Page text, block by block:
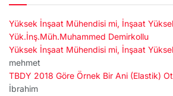
Yüksek İnşaat Mühendisi mi, İnşaat
Yük.İnş.Müh.Muhammed Demirkollu
Yüksek İnşaat Mühendisi mi, İnşaat
mehmet
TBDY 2018 Göre Örnek Bir Ani (Elastik)
İbrahim